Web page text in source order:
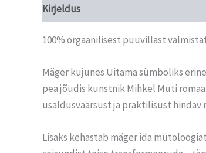
Kirjeldus
100% orgaanilisest puuvillast
Mäger kujunes Uitama sümboliks
pea jõudis kunstnik Mihkel Muti
usaldusväärsust ja praktilisust hindav
Lisaks kehastab mäger ida